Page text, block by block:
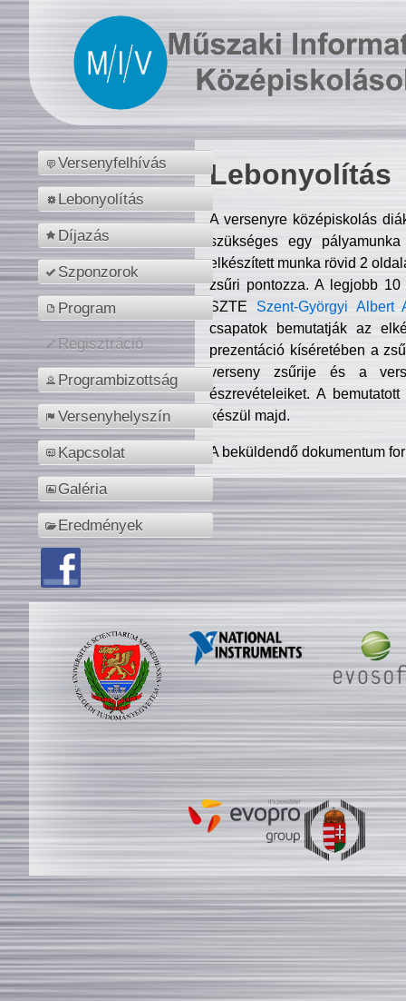
Versenyfelhívás
Lebonyolítás
Díjazás
Szponzorok
Program
Regisztráció
Programbizottság
Versenyhelyszín
Kapcsolat
Galéria
Eredmények
Lebonyolítás
A versenyre középiskolás
szükséges egy
elkészített munka rövid 2
zsűri pontozza. A legjobb
SZTE Szent-Györgyi Albert
csapatok bemutatják az
prezentáció kíséretében a
verseny zsűrije és a
észrevételeiket. A
készül majd.
A beküldendő dokumentum